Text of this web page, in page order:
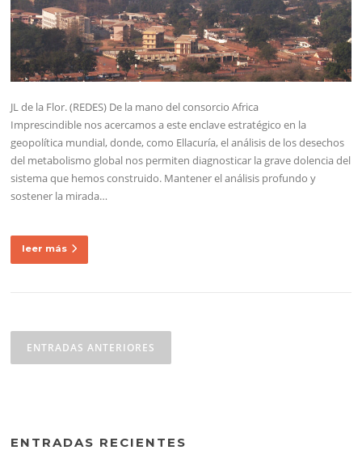
JL de la Flor. (REDES) De la mano del consorcio Africa
Imprescindible nos acercamos a este enclave estratégico en la
geopolítica mundial, donde, como Ellacuría, el análisis de los desechos
del metabolismo global nos permiten diagnosticar la grave dolencia del
sistema que hemos construido. Mantener el análisis profundo y
sostener la mirada…
leer más
de
entradas
ENTRADAS ANTERIORES
ENTRADAS RECIENTES